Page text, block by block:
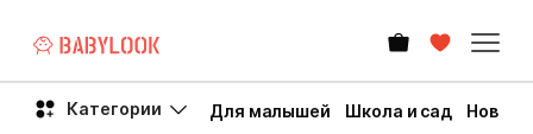
Категории Для малышей Школа и сад Новый